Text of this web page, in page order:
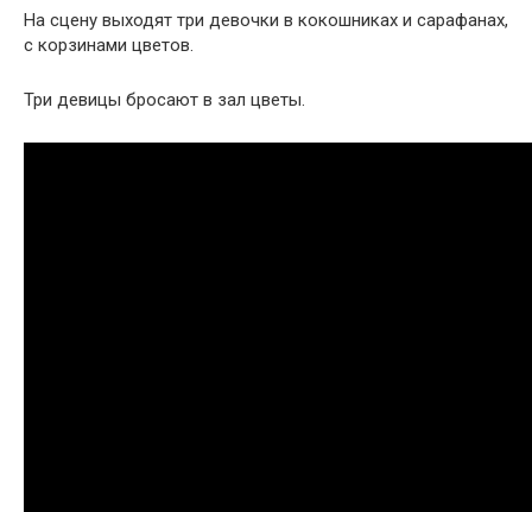
На сцену выходят три девочки в кокошниках и сарафанах,
с корзинами цветов.
Три девицы бросают в зал цветы.